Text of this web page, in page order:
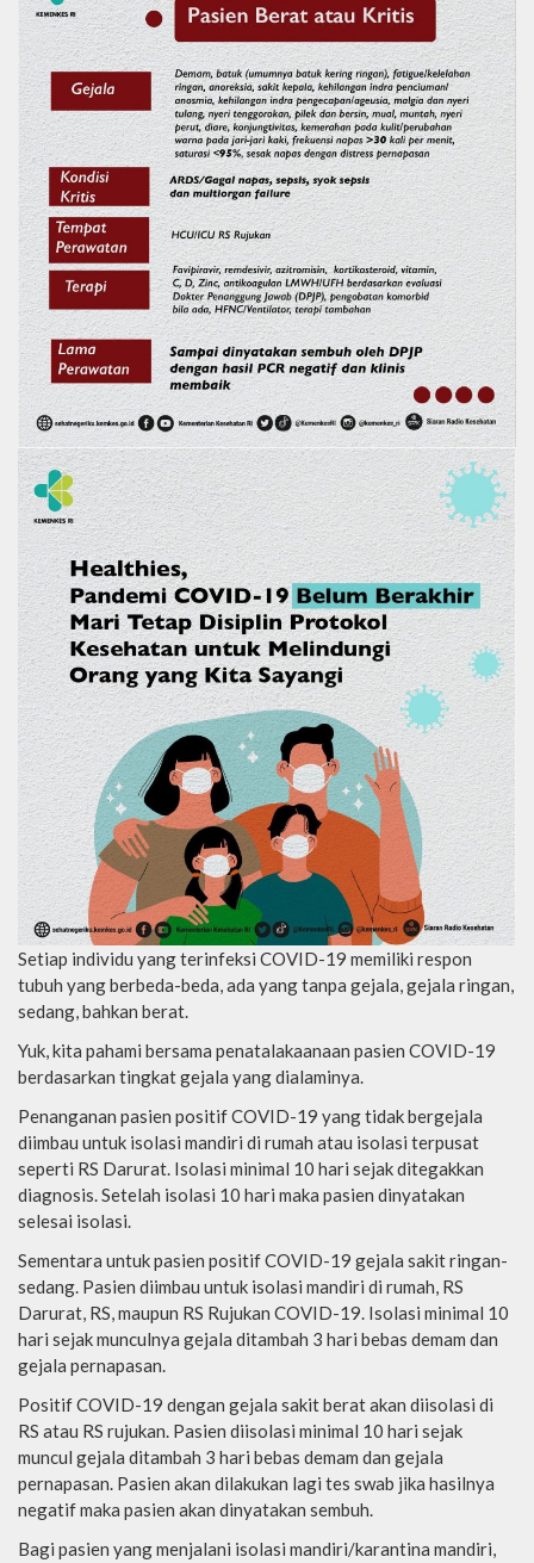
Setiap individu yang terinfeksi COVID-19 memiliki respon
tubuh yang berbeda-beda, ada yang tanpa gejala, gejala ringan,
sedang, bahkan berat.
Yuk, kita pahami bersama penatalakaanaan pasien COVID-19
berdasarkan tingkat gejala yang dialaminya.
Penanganan pasien positif COVID-19 yang tidak bergejala
diimbau untuk isolasi mandiri di rumah atau isolasi terpusat
seperti RS Darurat. Isolasi minimal 10 hari sejak ditegakkan
diagnosis. Setelah isolasi 10 hari maka pasien dinyatakan
selesai isolasi.
Sementara untuk pasien positif COVID-19 gejala sakit ringan-
sedang. Pasien diimbau untuk isolasi mandiri di rumah, RS
Darurat, RS, maupun RS Rujukan COVID-19. Isolasi minimal 10
hari sejak munculnya gejala ditambah 3 hari bebas demam dan
gejala pernapasan.
Positif COVID-19 dengan gejala sakit berat akan diisolasi di
RS atau RS rujukan. Pasien diisolasi minimal 10 hari sejak
muncul gejala ditambah 3 hari bebas demam dan gejala
pernapasan. Pasien akan dilakukan lagi tes swab jika hasilnya
negatif maka pasien akan dinyatakan sembuh.
Bagi pasien yang menjalani isolasi mandiri/karantina mandiri,